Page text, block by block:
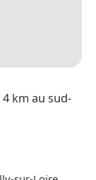
km au sud-